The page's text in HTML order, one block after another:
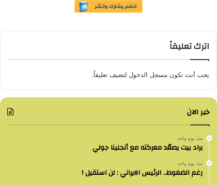
اترك تعليقاً
يجب أنت تكون مسجل الدخول لتضيف تعليقاً.
خبر الان
منذ يوم واحد
براد بيت يصعّد معركته مع أنجلينا جولي
منذ يوم واحد
رغم الضغوط.. الرئيس الايراني : لن استقيل !